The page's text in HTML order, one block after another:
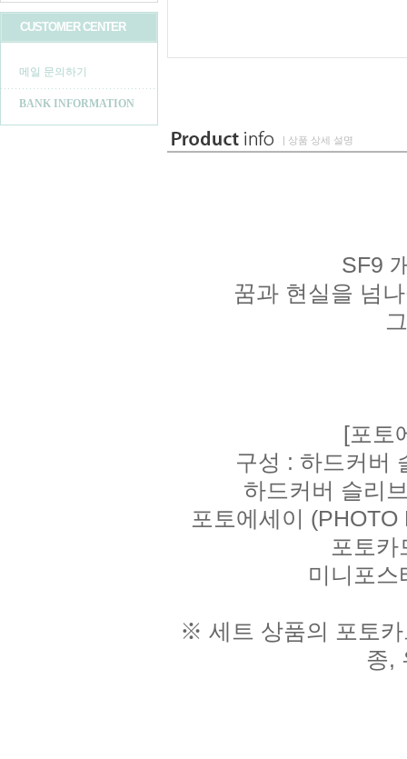
CUSTOMER CENTER
메일 문의하기
BANK INFORMATION
| 상품 상세 설명
SF9
꿈과 현실을 넘
[포토
구성 : 하드커버
하드커버 슬리
포토에세이
포토카
미니포스
※ 세트 상품의 포토
종,